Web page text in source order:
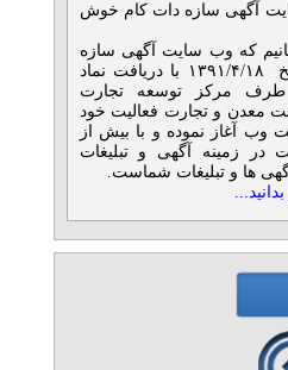
آگهی سازه دات کام خوش
که وب سایت آگهی سازه
به طور رسمی از تاریخ ۱۳۹۱/۴/۱۸ با دریافت نماد
طرف مرکز توسعه تجارت
معدن و تجارت فعالیت خود
وب آغاز نموده و با بیش از
در زمینه آگهی و تبلیغات
آگهی ها و تبلیغات شماست.